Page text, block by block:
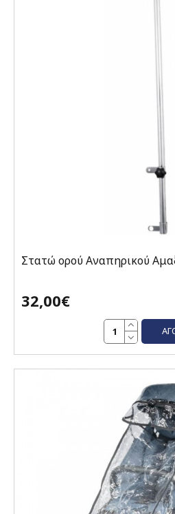
Στατώ ορού Αναπηρικού
32,00€